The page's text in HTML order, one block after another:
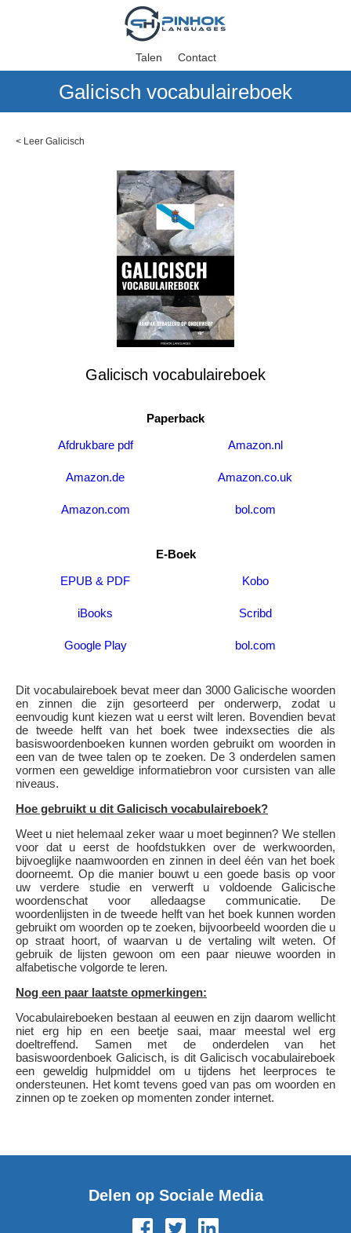
Talen Contact
Galicisch vocabulaireboek
< Leer Galicisch
Galicisch vocabulaireboek
Paperback
Afdrukbare pdf
Amazon.nl
Amazon.de Amazon.co.uk
Amazon.com bol.com
E-Boek
EPUB & PDF
Kobo
iBooks Scribd
Google Play bol.com
Dit vocabulaireboek bevat meer dan 3000 Galicische woorden
en zinnen die zijn gesorteerd per onderwerp, zodat u
eenvoudig kunt kiezen wat u eerst wilt leren. Bovendien bevat
de tweede helft van het boek twee indexsecties die als
basiswoordenboeken kunnen worden gebruikt om woorden in
een van de twee talen op te zoeken. De 3 onderdelen samen
vormen een geweldige informatiebron voor cursisten van alle
niveaus.
Hoe gebruikt u dit Galicisch vocabulaireboek?
Weet u niet helemaal zeker waar u moet beginnen? We stellen
voor dat u eerst de hoofdstukken over de werkwoorden,
bijvoeglijke naamwoorden en zinnen in deel één van het boek
doorneemt. Op die manier bouwt u een goede basis op voor
uw verdere studie en verwerft u voldoende Galicische
woordenschat voor alledaagse communicatie. De
woordenlijsten in de tweede helft van het boek kunnen worden
gebruikt om woorden op te zoeken, bijvoorbeeld woorden die u
op straat hoort, of waarvan u de vertaling wilt weten. Of
gebruik de lijsten gewoon om een paar nieuwe woorden in
alfabetische volgorde te leren.
Nog een paar laatste opmerkingen:
Vocabulaireboeken bestaan al eeuwen en zijn daarom wellicht
niet erg hip en een beetje saai, maar meestal wel erg
doeltreffend. Samen met de onderdelen van het
basiswoordenboek Galicisch, is dit Galicisch vocabulaireboek
een geweldig hulpmiddel om u tijdens het leerproces te
ondersteunen. Het komt tevens goed van pas om woorden en
zinnen op te zoeken op momenten zonder internet.
Delen op Sociale Media